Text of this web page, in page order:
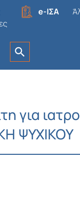
e-ΙΣΑ
για
ΨΥΧΙΚΟΥ